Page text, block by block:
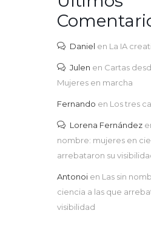
Daniel en La IA
Julen en Cartas
Mujeres en marcha
Fernando en Los tres
Lorena Fernández
nombre: mujeres en
arrebataron su
Antonoi en Las sin
ciencia a las que
visibilidad